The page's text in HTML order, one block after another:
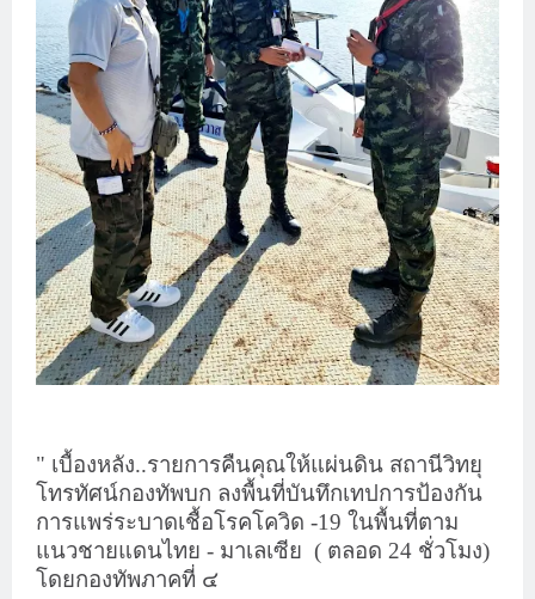
" เบื้องหลัง..รายการคืนคุณให้แผ่นดิน สถานีวิทยุ
โทรทัศน์กองทัพบก ลงพื้นที่บันทึกเทปการป้องกัน
การแพร่ระบาดเชื้อโรคโควิด -19 ในพื้นที่ตาม
แนวชายแดนไทย - มาเลเซีย ( ตลอด 24 ชั่วโมง)
โดยกองทัพภาคที่ ๔